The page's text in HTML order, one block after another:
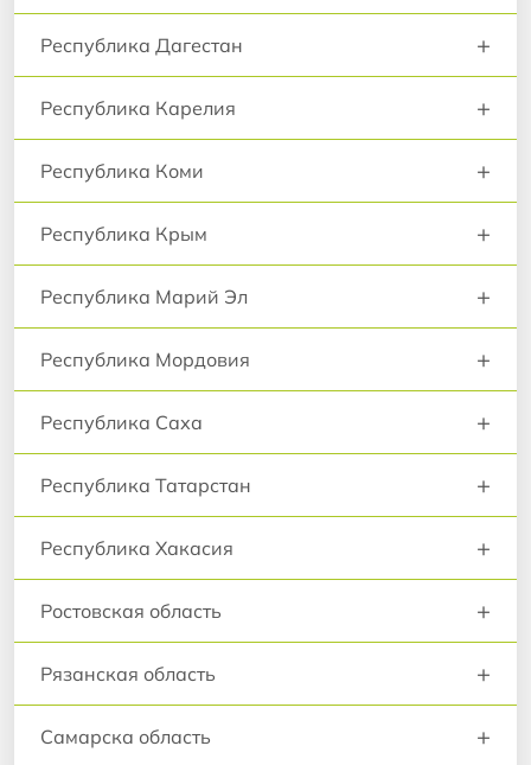
Республика Дагестан +
Республика Карелия +
Республика Коми +
Республика Крым +
Республика Марий Эл +
Республика Мордовия +
Республика Саха +
Республика Татарстан +
Республика Хакасия +
Ростовская область +
Рязанская область +
Самарска область +